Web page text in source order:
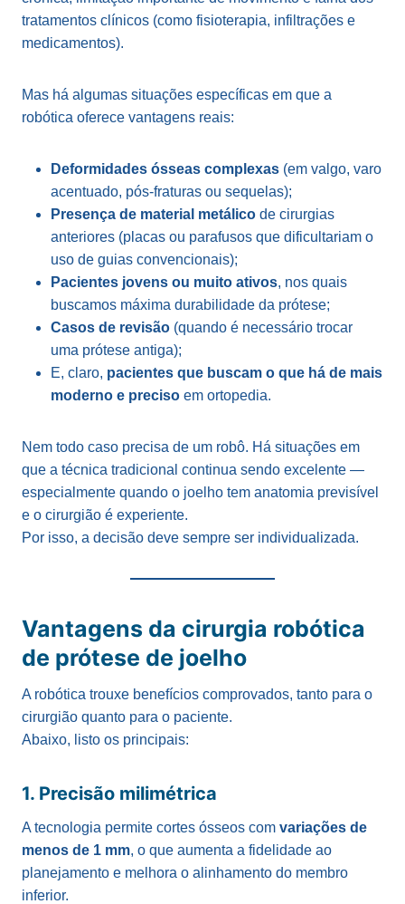
tratamentos clínicos (como fisioterapia, infiltrações e
medicamentos).
Mas há algumas situações específicas em que a
robótica oferece vantagens reais:
Deformidades ósseas complexas (em valgo, varo
acentuado, pós-fraturas ou sequelas);
Presença de material metálico de cirurgias
anteriores (placas ou parafusos que dificultariam o
uso de guias convencionais);
Pacientes jovens ou muito ativos, nos quais
buscamos máxima durabilidade da prótese;
Casos de revisão (quando é necessário trocar
uma prótese antiga);
E, claro, pacientes que buscam o que há de mais
moderno e preciso em ortopedia.
Nem todo caso precisa de um robô. Há situações em
que a técnica tradicional continua sendo excelente —
especialmente quando o joelho tem anatomia previsível
e o cirurgião é experiente.
Por isso, a decisão deve sempre ser individualizada.
Vantagens da cirurgia robótica
de prótese de joelho
A robótica trouxe benefícios comprovados, tanto para o
cirurgião quanto para o paciente.
Abaixo, listo os principais:
1. Precisão milimétrica
A tecnologia permite cortes ósseos com variações de
menos de 1 mm, o que aumenta a fidelidade ao
planejamento e melhora o alinhamento do membro
inferior.